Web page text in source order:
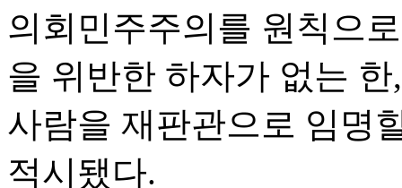
의회민주주의를 원칙으
을 위반한 하자가 없는
사람을 재판관으로 임명
적시됐다.